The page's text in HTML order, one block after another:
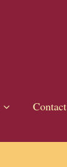
Contact